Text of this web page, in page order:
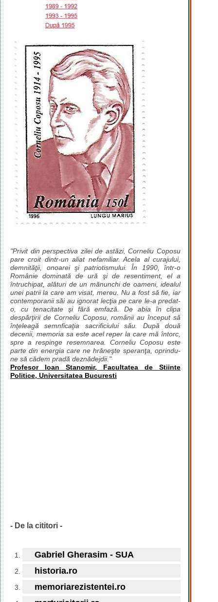
"Privit din perspectiva zilei de astăzi, Corneliu Coposu
pare croit dintr-un aliat nefamiliar. Acela al curajului,
demnităţii, onoarei şi patriotismului. În 1990, într-o
Românie dominată de ură şi de resentiment, el a
întruchipat, alături de un mănunchi de oameni, idealul
unei patrii la care am visat, mereu. Nu a fost să fie, iar
contemporanii săi au ignorat lecţia pe care le-a predat-
o, cu tenacitate şi fără emfază. De abia în clipa
despărţirii de Corneliu Coposu, românii au început să
înţeleagă semnficaţia sacrificiului său. După două
decenii, memoria sa este acel reper la care mă întorc,
spre a respinge resemnarea. Corneliu Coposu este
parte din energia care ne hrăneşte speranţa, oprindu-
ne să cădem pradă deznădejdii."
Profesor Ioan Stanomir, Facultatea de Stiinte
Politice, Universitatea Bucuresti
- De la cititori -
Gabriel Gherasim - SUA
historia.ro
memoriarezistentei.ro